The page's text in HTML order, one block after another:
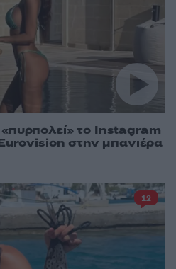
το Instagram
στην μπανιέρα
12